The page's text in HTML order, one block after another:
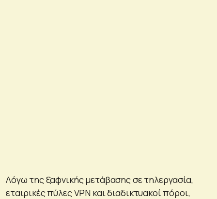
Λόγω της ξαφνικής μετάβασης σε τηλεργασία,
εταιρικές πύλες VPN και διαδικτυακοί πόροι,